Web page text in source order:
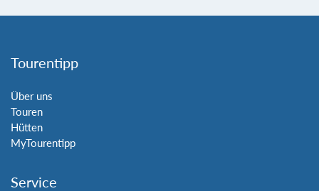
Tourentipp
Über uns
Touren
Hütten
MyTourentipp
Service